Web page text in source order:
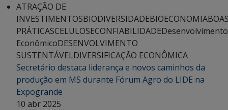
ATRAÇÃO DE
INVESTIMENTOSBIODIVERSIDADEBIOECONOMIA
PRÁTICASCELULOSECONFIABILIDADEDesenvolvimento
EconômicoDESENVOLVIMENTO
SUSTENTÁVELDIVERSIFICAÇÃO ECONÔMICA
Secretário destaca liderança e novos caminhos da
produção em MS durante Fórum Agro do LIDE na
Expogrande
10 abr 2025